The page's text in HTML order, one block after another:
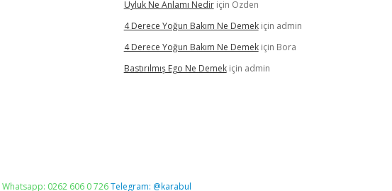
Uyluk Ne Anlamı Nediriçin Özden
4 Derece Yoğun Bakım Ne Demekiçin admin
4 Derece Yoğun Bakım Ne Demekiçin Bora
Bastırılmış Ego Ne Demekiçin admin
Whatsapp: 0262 606 0 726Telegram: @karabul